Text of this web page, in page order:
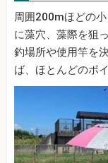
周囲200mほどの
に藻穴、藻際を狙
釣場所や使用竿を
ば、ほとんどのポ